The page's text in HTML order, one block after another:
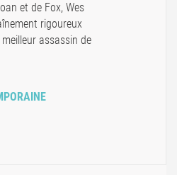
et de Fox, Wes
rigoureux
assassin de